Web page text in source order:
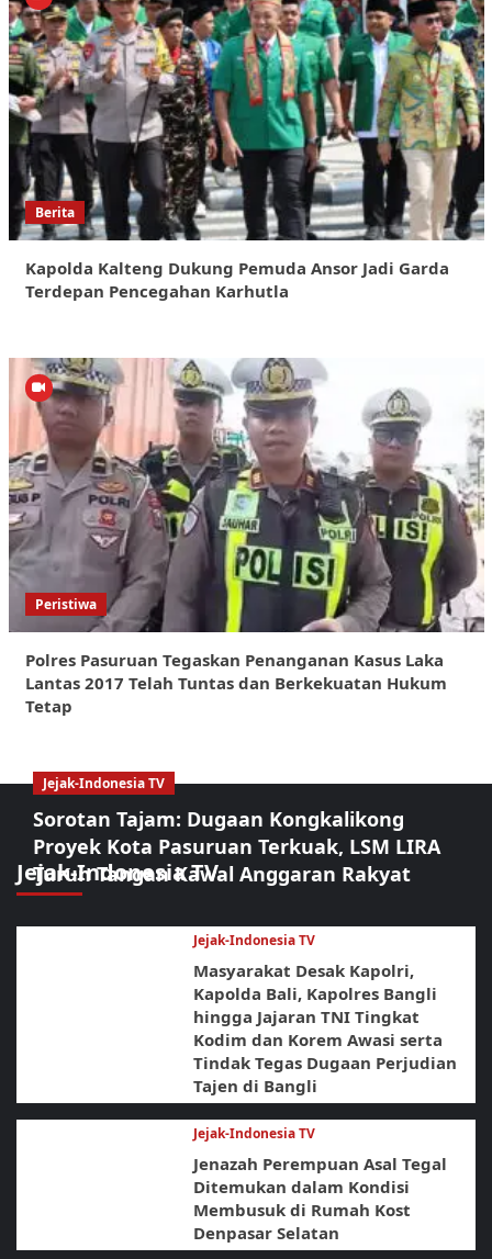
Berita
Kapolda Kalteng Dukung Pemuda Ansor Jadi Garda
Terdepan Pencegahan Karhutla
Peristiwa
Polres Pasuruan Tegaskan Penanganan Kasus Laka
Lantas 2017 Telah Tuntas dan Berkekuatan Hukum
Tetap
Jejak-Indonesia TV
Jejak-Indonesia TV
Sorotan Tajam: Dugaan Kongkalikong
Proyek Kota Pasuruan Terkuak, LSM LIRA
Turun Tangan Kawal Anggaran Rakyat
Jejak-Indonesia TV
Masyarakat Desak Kapolri,
Kapolda Bali, Kapolres Bangli
hingga Jajaran TNI Tingkat
Kodim dan Korem Awasi serta
Tindak Tegas Dugaan Perjudian
Tajen di Bangli
Jejak-Indonesia TV
Jenazah Perempuan Asal Tegal
Ditemukan dalam Kondisi
Membusuk di Rumah Kost
Denpasar Selatan